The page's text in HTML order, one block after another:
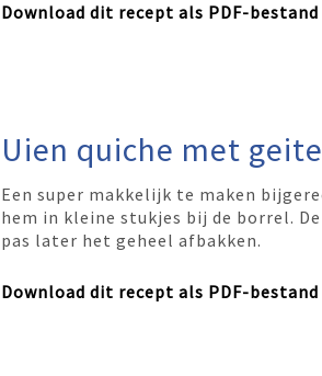
Download dit recept als PDF-bestand
Uien quiche met
Een super makkelijk te maken
hem in kleine stukjes bij de borrel.
pas later het geheel afbakken.
Download dit recept als PDF-bestand